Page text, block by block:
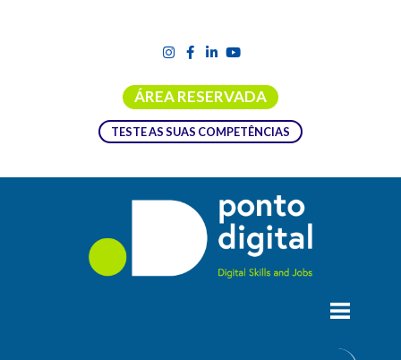
ÁREA RESERVADA
TESTE AS SUAS COMPETÊNCIAS
CANDIDATURAS ABERTAS ! PARTICIPA